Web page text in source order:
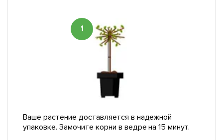
1
Ваше растение доставляется в надежной
упаковке. Замочите корни в ведре на 15 минут.